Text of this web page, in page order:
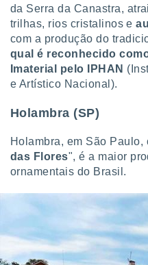
da Serra da Canastra,
trilhas, rios cristalinos e
com a produção do
qual é reconhecido
Imaterial pelo IPHAN
e Artístico Nacional).
Holambra (SP)
Holambra, em São
das Flores", é a maior
ornamentais do Brasil.